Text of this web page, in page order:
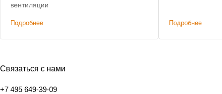
вентиляции
Подробнее Подробнее
Связаться с нами
+7 495 649-39-09